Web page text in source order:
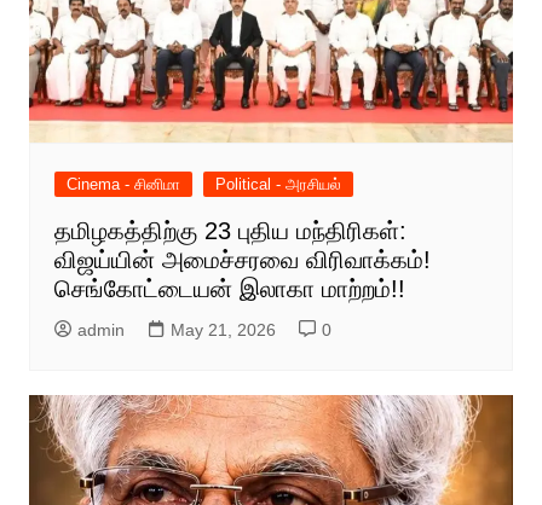
Cinema - சினிமா Political - அரசியல்
தமிழகத்திற்கு 23 புதிய மந்திரிகள்:
விஜய்யின் அமைச்சரவை விரிவாக்கம்!
செங்கோட்டையன் இலாகா மாற்றம்!!
admin May 21, 2026 0